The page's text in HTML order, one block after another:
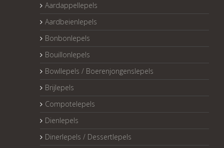
Aardappellepels
Aardbeienlepels
Bonbonlepels
Bouillonlepels
Bowllepels / Boerenjongenslepels
Brijlepels
Compotelepels
Dienlepels
Dinerlepels / Dessertlepels